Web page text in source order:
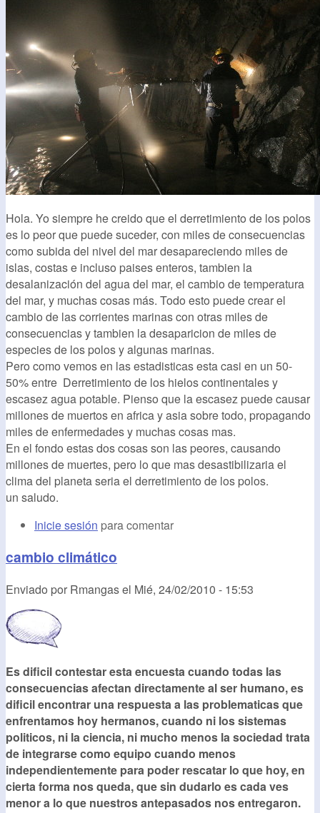
Hola. Yo siempre he creido que el derretimiento de los polos
es lo peor que puede suceder, con miles de consecuencias
como subida del nivel del mar desapareciendo miles de
islas, costas e incluso paises enteros, tambien la
desalanización del agua del mar, el cambio de temperatura
del mar, y muchas cosas más. Todo esto puede crear el
cambio de las corrientes marinas con otras miles de
consecuencias y tambien la desaparicion de miles de
especies de los polos y algunas marinas.
Pero como vemos en las estadisticas esta casi en un 50-
50% entre Derretimiento de los hielos continentales y
escasez agua potable. Pienso que la escasez puede causar
millones de muertos en africa y asia sobre todo, propagando
miles de enfermedades y muchas cosas mas.
En el fondo estas dos cosas son las peores, causando
millones de muertes, pero lo que mas desastibilizaria el
clima del planeta seria el derretimiento de los polos.
un saludo.
Inicie sesión para comentar
cambio climático
Enviado por Rmangasel Mié, 24/02/2010 - 15:53
Es dificil contestar esta encuesta cuando todas las
consecuencias afectan directamente al ser humano, es
dificil encontrar una respuesta a las problematicas que
enfrentamos hoy hermanos, cuando ni los sistemas
politicos, ni la ciencia, ni mucho menos la sociedad trata
de integrarse como equipo cuando menos
independientemente para poder rescatar lo que hoy, en
cierta forma nos queda, que sin dudarlo es cada ves
menor a lo que nuestros antepasados nos entregaron.